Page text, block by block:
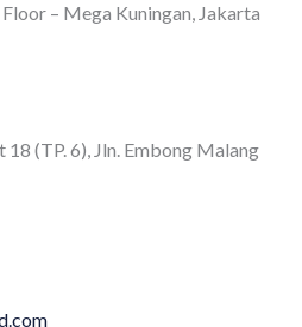
– Mega Kuningan, Jakarta
(TP. 6), Jln. Embong Malang